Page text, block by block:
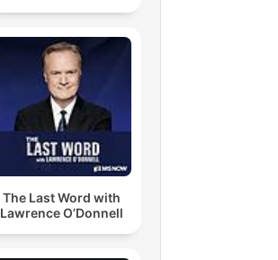
The Last Word with
Lawrence O’Donnell